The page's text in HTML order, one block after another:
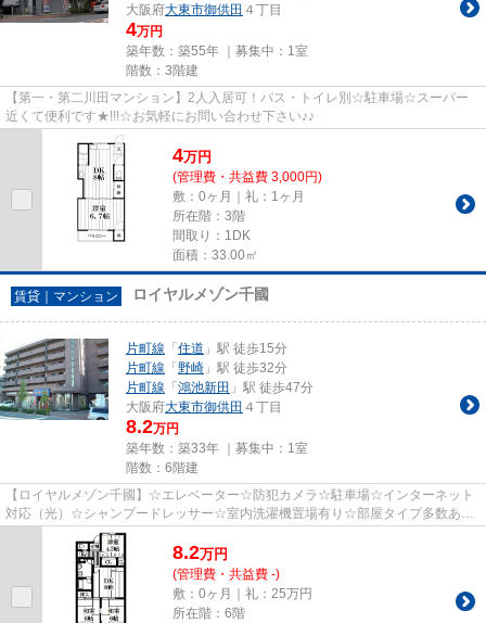
大阪府大東市御供田 ４丁目
4万円
築年数：築55年 ｜募集中： 1室
階数：3階建
【第一・第二川田マンション】2人入居可！バス・トイレ別☆駐車場☆スーパー
近くて便利です★!!!☆お気軽にお問い合わせ下さい♪♪
4万円
(管理費・共益費 3,000円)
敷：0ヶ月｜礼：1ヶ月
所在階：3階
間取り：1DK
面積：33.00㎡
賃貸｜マンション ロイヤルメゾン千國
片町線 「 住道 」駅 徒歩15分
片町線 「 野崎 」駅 徒歩32分
片町線 「 鴻池新田 」駅 徒歩47分
大阪府大東市御供田 ４丁目
8.2万円
築年数：築33年 ｜募集中： 1室
階数：6階建
【ロイヤルメゾン千國】☆エレベーター☆防犯カメラ☆駐車場☆インターネット
対応（光）☆シャンプードレッサー☆室内洗濯機置場有り☆部屋タイプ多数あり
ます!!!☆玄関２重ロック☆お気軽にお...
8.2万円
(管理費・共益費 -)
敷：0ヶ月｜礼：25万円
所在階：6階